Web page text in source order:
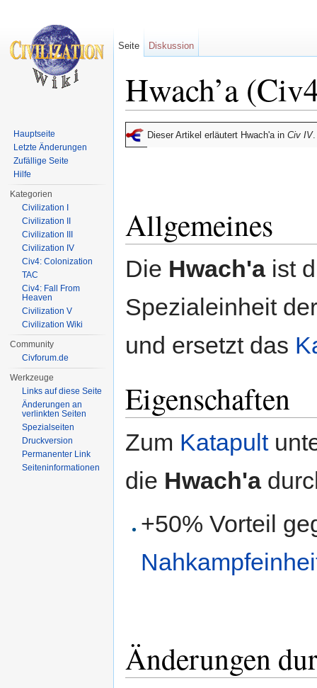
Hwach’a
Dieser Artikel erläutert Hwach'a in Civ IV.
Allgemeines
Die Hwach'aist
Spezialeinheit
und ersetzt das
Eigenschaften
Zum Katapult
die Hwach'a
+50% Vorteil
Änderungen
Seite Diskussion
Hauptseite
Letzte Änderungen
Zufällige Seite
Hilfe
Kategorien
Civilization I
Civilization II
Civilization III
Civilization IV
Civ4: Colonization
TAC
Civ4: Fall From
Heaven
Civilization V
Civilization Wiki
Community
Civforum.de
Werkzeuge
Links auf diese Seite
Änderungen an
verlinkten Seiten
Spezialseiten
Druckversion
Permanenter Link
Seiten­informationen